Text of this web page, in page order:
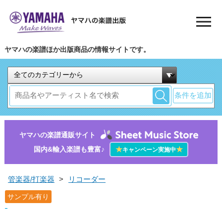
ヤマハの楽譜ほか出版商品の情報サイトです。
条件を追加
ヤマハの楽譜通販サイト
国内&輸入楽譜も豊富♪
★キャンペーン実施中★
管楽器/打楽器 > リコーダー
サンプル有り